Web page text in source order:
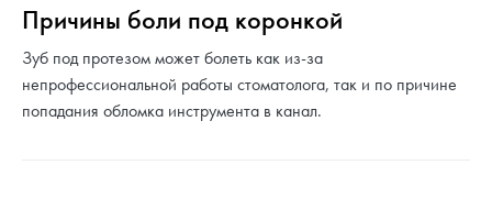
Причины боли под коронкой
Зуб под протезом может болеть как из-за
непрофессиональной работы стоматолога, так и по причине
попадания обломка инструмента в канал.